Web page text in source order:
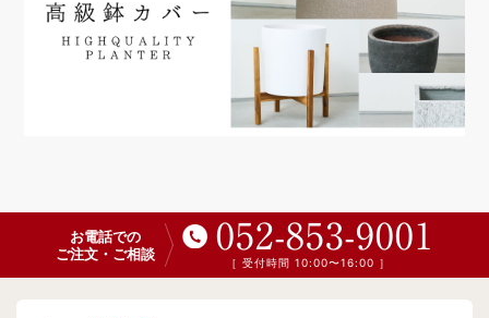
お電話での
ご注文・ご相談
052-853-9001
［ 受付時間 10:00〜16:00 ］